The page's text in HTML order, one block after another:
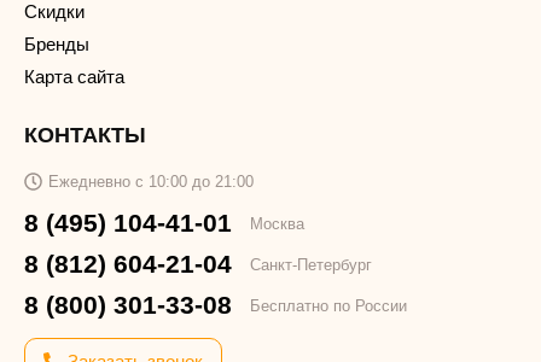
Скидки
Бренды
Карта сайта
КОНТАКТЫ
Ежедневно с 10:00 до 21:00
8 (495) 104-41-01 Москва
8 (812) 604-21-04 Санкт-Петербург
8 (800) 301-33-08 Бесплатно по России